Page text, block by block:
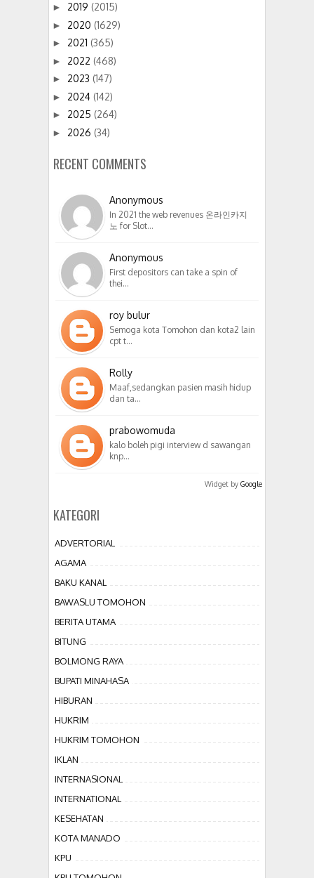
► 2019 (2015)
► 2020 (1629)
► 2021 (365)
► 2022 (468)
► 2023 (147)
► 2024 (142)
► 2025 (264)
► 2026 (34)
RECENT COMMENTS
Anonymous
In 2021 the web revenues 온라인카지
노 for Slot…
Anonymous
First depositors can take a spin of
thei…
roy bulur
Semoga kota Tomohon dan kota2 lain
cpt t…
Rolly
Maaf,sedangkan pasien masih hidup
dan ta…
prabowomuda
kalo boleh pigi interview d sawangan
knp…
Widget by Google
KATEGORI
ADVERTORIAL
AGAMA
BAKU KANAL
BAWASLU TOMOHON
BERITA UTAMA
BITUNG
BOLMONG RAYA
BUPATI MINAHASA
HIBURAN
HUKRIM
HUKRIM TOMOHON
IKLAN
INTERNASIONAL
INTERNATIONAL
KESEHATAN
KOTA MANADO
KPU